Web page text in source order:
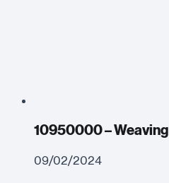
10950000 – Weaving
09/02/2024